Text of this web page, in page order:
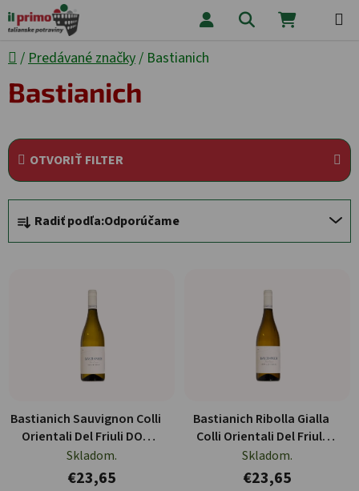
Prejsť na obsah Hľadať
Domov
/ Predávané značky/ Bastianich
Bastianich
OTVORIŤ FILTER
Radenie produktov
Radiť podľa:Odporúčame
Bastianich Sauvignon Colli
Orientali Del Friuli DOC
750ml
Skladom.
€23,65
Bastianich Ribolla Gialla
Colli Orientali Del Friuli
DOC 750ml
Skladom.
€23,65